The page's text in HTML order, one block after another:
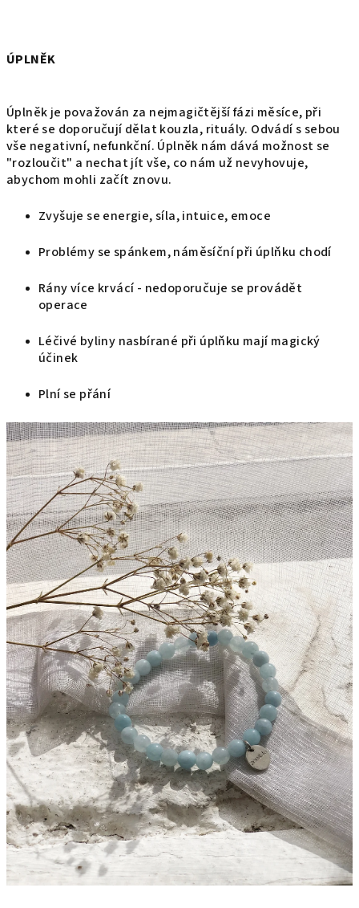
ÚPLNĚK
Úplněk je považován za nejmagičtější fázi měsíce, při
které se doporučují dělat kouzla, rituály. Odvádí s sebou
vše negativní, nefunkční. Úplněk nám dává možnost se
"rozloučit" a nechat jít vše, co nám už nevyhovuje,
abychom mohli začít znovu.
Zvyšuje se energie, síla, intuice, emoce
Problémy se spánkem, náměsíční při úplňku chodí
Rány více krvácí - nedoporučuje se provádět
operace
Léčivé byliny nasbírané při úplňku mají magický
účinek
Plní se přání